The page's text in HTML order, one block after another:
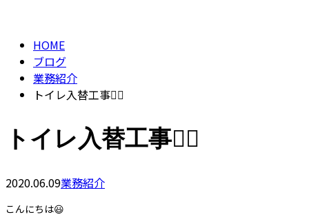
HOME
ブログ
業務紹介
トイレ入替工事👷‍♂️
トイレ入替工事👷‍♂️
2020.06.09業務紹介
こんにちは😃